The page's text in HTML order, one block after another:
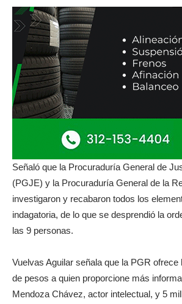
Señaló que la Procuraduría General de
(PGJE) y la Procuraduría General de la
investigaron y recabaron todos los
indagatoria, de lo que se desprendió la
las 9 personas.
Vuelvas Aguilar señala que la PGR ofrece
de pesos a quien proporcione más
Mendoza Chávez, actor intelectual, y 5